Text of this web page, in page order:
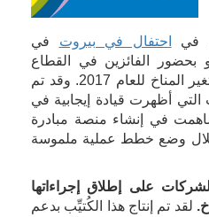
احتفال في بيروتفي
الفائزين في القطاع
الخاص بجائزة مواجهة آثار تغير المناخ للعام 2017. وقد تم
أظهرت قيادة إيجابية في
في إنشاء منصة مبادرة
وضع خطط عملية ملموسة
على إطلاق إجراءاتها
لقد تم إنتاج هذا الكُتيِّب بدعم